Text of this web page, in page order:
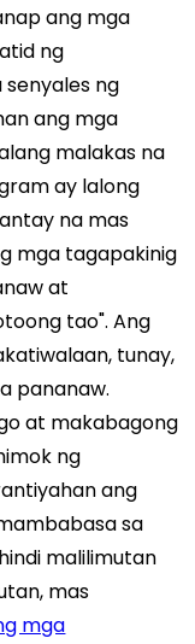
ang mga
ng
ng
ang mga
malakas na
ay lalong
na mas
mga tagapakinig
at
tao". Ang
tunay,
pananaw.
at makabagong
ng
ang
sa
malilimutan
mas
mga